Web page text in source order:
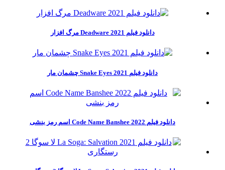
دانلود فیلم Deadware 2021 مرگ افزار
دانلود فیلم Snake Eyes 2021 چشمان مار
دانلود فیلم Code Name Banshee 2022 اسم رمز بنشی